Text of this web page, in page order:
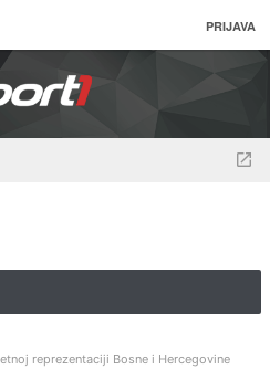
PRIJAVA
reprezentaciji Bosne i Hercegovine